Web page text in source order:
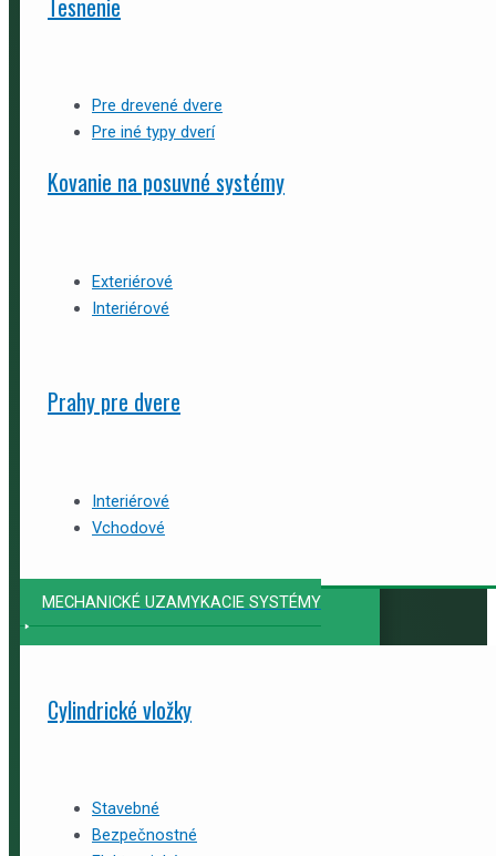
Pre drevené dvere
Pre iné typy dverí
Kovanie na posuvné systémy
Exteriérové
Interiérové
Prahy pre dvere
Interiérové
Vchodové
MECHANICKÉ UZAMYKACIE SYSTÉMY
Cylindrické vložky
Stavebné
Bezpečnostné